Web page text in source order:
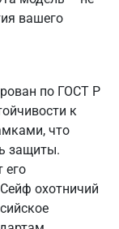
вашего
по ГОСТ Р
к
что
защиты.
его
охотничий